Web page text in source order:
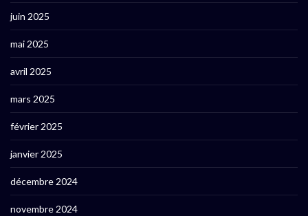
juin 2025
mai 2025
avril 2025
mars 2025
février 2025
janvier 2025
décembre 2024
novembre 2024